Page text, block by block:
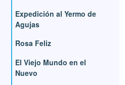
Expedición al Yermo de
Agujas
Rosa Feliz
El Viejo Mundo en el
Nuevo